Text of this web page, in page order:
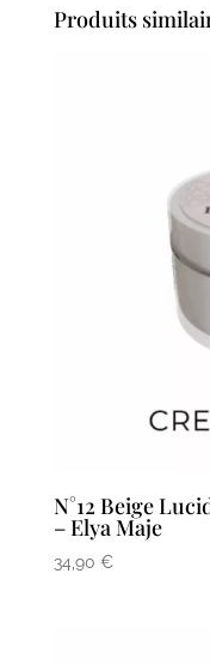
Produits
N°12 Beige
– Elya Maje
34,90 €